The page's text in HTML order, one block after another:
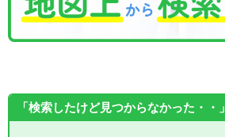
「検索したけど見つからなかった・・」